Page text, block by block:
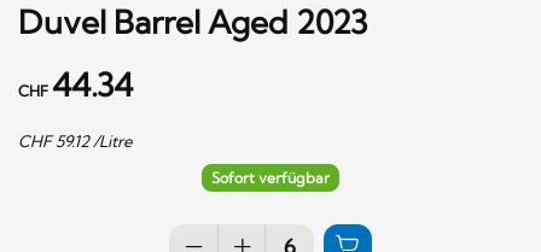
Duvel Barrel Aged 2023
CHF 44.34
CHF59.12/Litre
Sofort verfügbar